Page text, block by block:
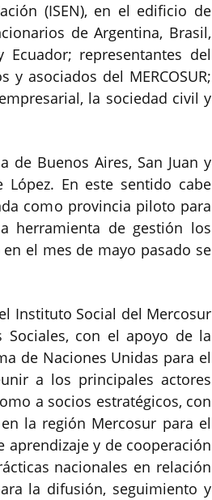
(ISEN), en el edificio de
de Argentina, Brasil,
Ecuador; representantes del
asociados del MERCOSUR;
la sociedad civil y
de Buenos Aires, San Juan y
En este sentido cabe
como provincia piloto para
herramienta de gestión los
el mes de mayo pasado se
Instituto Social del Mercosur
Sociales, con el apoyo de la
de Naciones Unidas para el
a los principales actores
a socios estratégicos, con
la región Mercosur para el
y de cooperación
nacionales en relación
la difusión, seguimiento y